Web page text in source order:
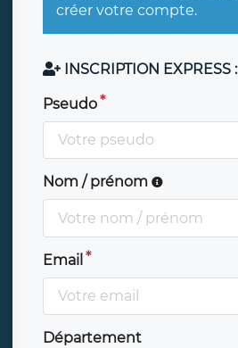
créer votre compte.
INSCRIPTION EXPRESS :
Pseudo
Nom / prénom
Email
Département